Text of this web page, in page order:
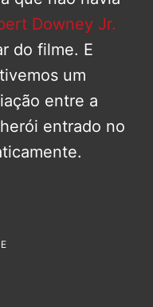
Downey Jr.
do filme. E
um
entre a
entrado no